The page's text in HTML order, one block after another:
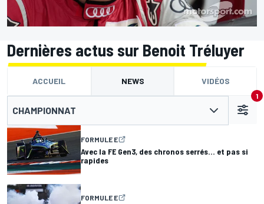
Dernières actus sur Benoit Tréluyer
ACCUEIL NEWS VIDÉOS
CHAMPIONNAT
1
FORMULE E
Avec la FE Gen3, des chronos serrés… et pas si
rapides
FORMULE E